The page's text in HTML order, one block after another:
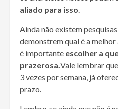
aliado para isso.
Ainda não existem
demonstrem qual é a
é importante escolher a
prazerosa.Vale lembrar
3 vezes por semana, já
prazo.